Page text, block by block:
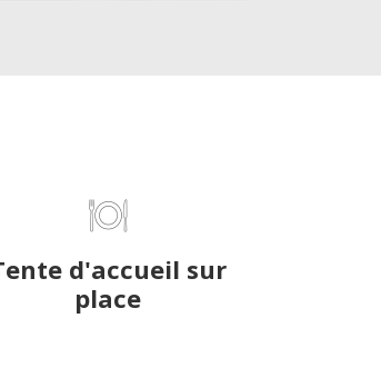
d'accueil sur
place